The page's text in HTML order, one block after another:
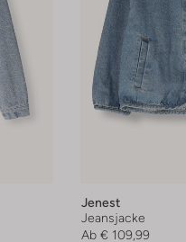
Jenest
Jeansjacke
Ab € 109,99